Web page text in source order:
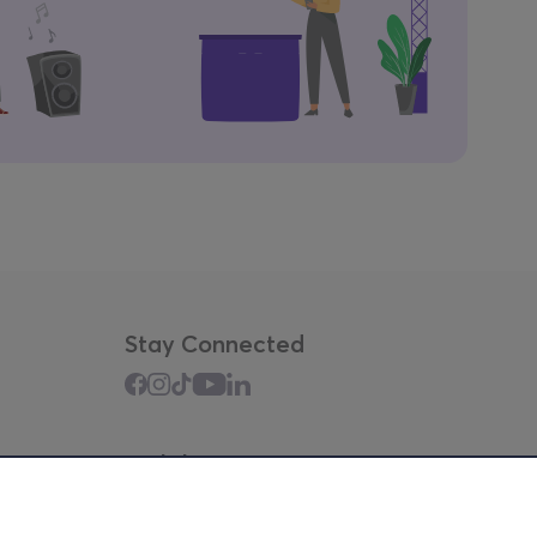
Stay Connected
Mobile app